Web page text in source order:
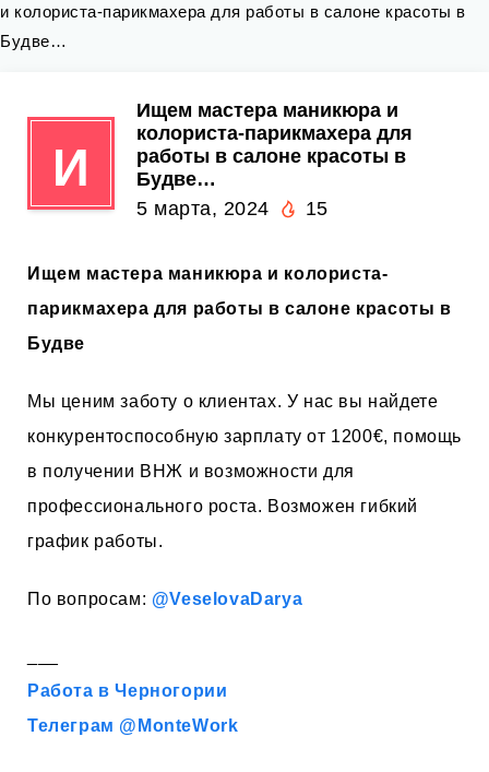
и колориста-парикмахера для работы в салоне красоты в
Будве…
И
Ищем мастера маникюра и
колориста-парикмахера для
работы в салоне красоты в
Будве…
5 марта, 2024
15
Ищем мастера маникюра и колориста-
парикмахера для работы в салоне красоты в
Будве
Мы ценим заботу о клиентах. У нас вы найдете
конкурентоспособную зарплату от 1200€, помощь
в получении ВНЖ и возможности для
профессионального роста. Возможен гибкий
график работы.
По вопросам: @VeselovaDarya
Работа в Черногории
Телеграм @MonteWork